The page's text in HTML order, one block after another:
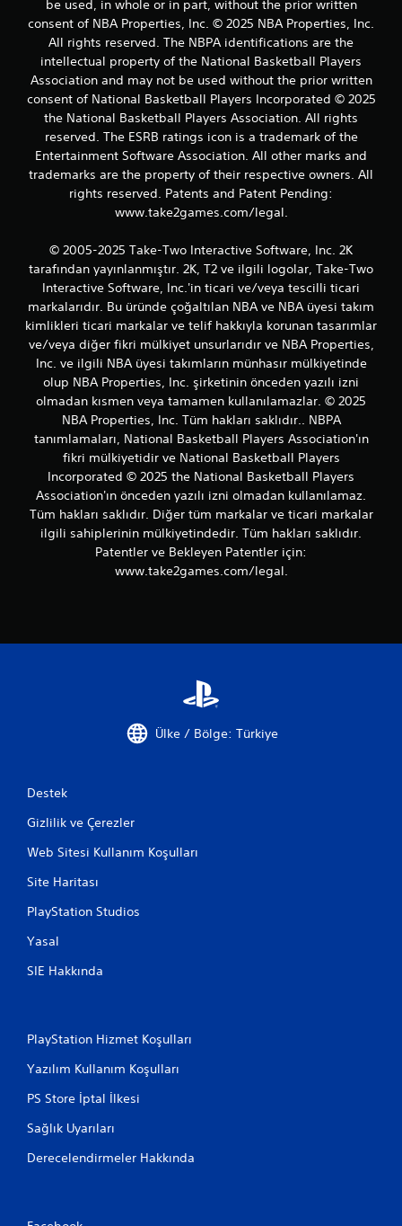
be used, in whole or in part, without the prior written
consent of NBA Properties, Inc. © 2025 NBA Properties, Inc.
All rights reserved. The NBPA identifications are the
intellectual property of the National Basketball Players
Association and may not be used without the prior written
consent of National Basketball Players Incorporated © 2025
the National Basketball Players Association. All rights
reserved. The ESRB ratings icon is a trademark of the
Entertainment Software Association. All other marks and
trademarks are the property of their respective owners. All
rights reserved. Patents and Patent Pending:
www.take2games.com/legal.
© 2005-2025 Take-Two Interactive Software, Inc. 2K
tarafından yayınlanmıştır. 2K, T2 ve ilgili logolar, Take-Two
Interactive Software, Inc.'in ticari ve/veya tescilli ticari
markalarıdır. Bu üründe çoğaltılan NBA ve NBA üyesi takım
kimlikleri ticari markalar ve telif hakkıyla korunan tasarımlar
ve/veya diğer fikri mülkiyet unsurlarıdır ve NBA Properties,
Inc. ve ilgili NBA üyesi takımların münhasır mülkiyetinde
olup NBA Properties, Inc. şirketinin önceden yazılı izni
olmadan kısmen veya tamamen kullanılamazlar. © 2025
NBA Properties, Inc. Tüm hakları saklıdır.. NBPA
tanımlamaları, National Basketball Players Association'ın
fikri mülkiyetidir ve National Basketball Players
Incorporated © 2025 the National Basketball Players
Association'ın önceden yazılı izni olmadan kullanılamaz.
Tüm hakları saklıdır. Diğer tüm markalar ve ticari markalar
ilgili sahiplerinin mülkiyetindedir. Tüm hakları saklıdır.
Patentler ve Bekleyen Patentler için:
www.take2games.com/legal.
Ülke / Bölge: Türkiye
Destek
Gizlilik ve Çerezler
Web Sitesi Kullanım Koşulları
Site Haritası
PlayStation Studios
Yasal
SIE Hakkında
PlayStation Hizmet Koşulları
Yazılım Kullanım Koşulları
PS Store İptal İlkesi
Sağlık Uyarıları
Derecelendirmeler Hakkında